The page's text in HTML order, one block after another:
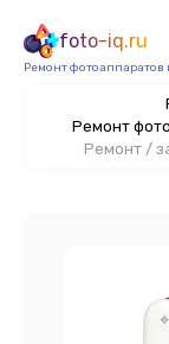
foto-iq.ru
Ремонт
Ремонт
Ремонт /